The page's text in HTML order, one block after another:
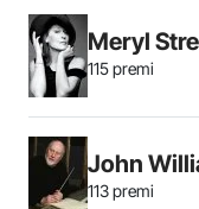
Meryl
115 premi
John
113 premi